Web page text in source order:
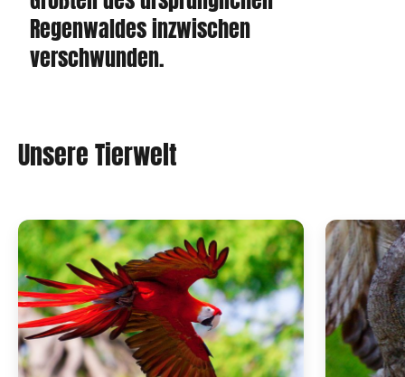
Regenwaldes inzwischen
verschwunden.
Unsere Tierwelt